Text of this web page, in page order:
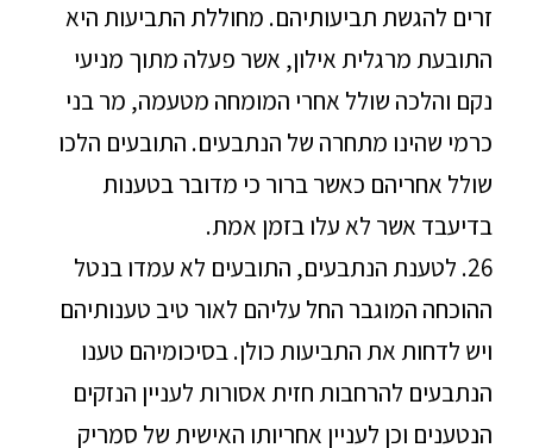
זרים להגשת תביעותיהם. מחוללת התביעות היא
התובעת מרגלית אילון, אשר פעלה מתוך מניעי
נקם והלכה שולל אחרי המומחה מטעמה, מר בני
כרמי שהינו מתחרה של הנתבעים. התובעים הלכו
שולל אחריהם כאשר ברור כי מדובר בטענות
בדיעבד אשר לא עלו בזמן אמת.
26. לטענת הנתבעים, התובעים לא עמדו בנטל
ההוכחה המוגבר החל עליהם לאור טיב טענותיהם
ויש לדחות את התביעות כולן. בסיכומיהם טענו
הנתבעים להרחבות חזית אסורות לעניין הנזקים
הנטענים וכן לעניין אחריותו האישית של סמריק